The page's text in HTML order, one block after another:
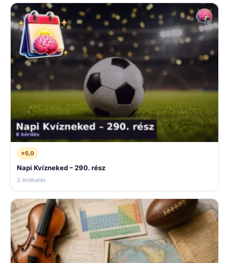
⭐5,0
Napi Kvízneked – 290. rész
3 értékelés